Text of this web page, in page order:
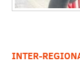
INTER-